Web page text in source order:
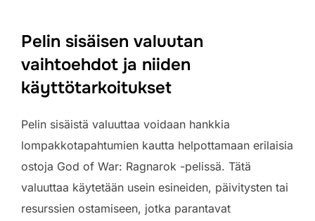
Pelin sisäisen valuutan
vaihtoehdot ja niiden
käyttötarkoitukset
Pelin sisäistä valuuttaa voidaan hankkia
lompakkotapahtumien kautta helpottamaan erilaisia
ostoja God of War: Ragnarok -pelissä. Tätä
valuuttaa käytetään usein esineiden, päivitysten tai
resurssien ostamiseen, jotka parantavat